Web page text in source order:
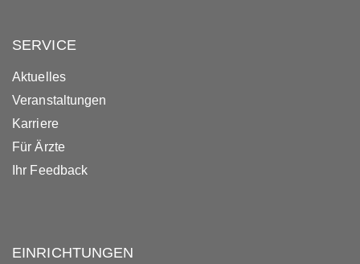
SERVICE
Aktuelles
Veranstaltungen
Karriere
Für Ärzte
Ihr Feedback
EINRICHTUNGEN